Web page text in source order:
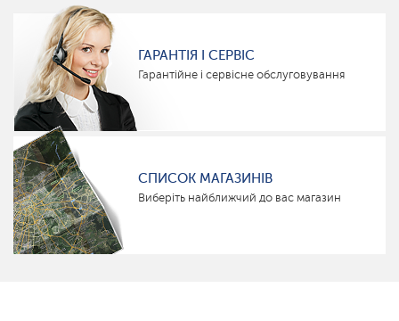
ГАРАНТІЯ І СЕРВІС
Гарантійне і сервісне обслуговування
СПИСОК МАГАЗИНІВ
Виберіть найближчий до вас магазин